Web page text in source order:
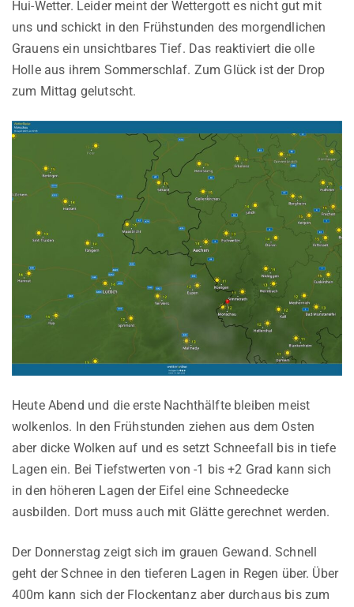
Hui-Wetter. Leider meint der Wettergott es nicht gut mit
uns und schickt in den Frühstunden des morgendlichen
Grauens ein unsichtbares Tief. Das reaktiviert die olle
Holle aus ihrem Sommerschlaf. Zum Glück ist der Drop
zum Mittag gelutscht.
Heute Abend und die erste Nachthälfte bleiben meist
wolkenlos. In den Frühstunden ziehen aus dem Osten
aber dicke Wolken auf und es setzt Schneefall bis in tiefe
Lagen ein. Bei Tiefstwerten von -1 bis +2 Grad kann sich
in den höheren Lagen der Eifel eine Schneedecke
ausbilden. Dort muss auch mit Glätte gerechnet werden.
Der Donnerstag zeigt sich im grauen Gewand. Schnell
geht der Schnee in den tieferen Lagen in Regen über. Über
400m kann sich der Flockentanz aber durchaus bis zum